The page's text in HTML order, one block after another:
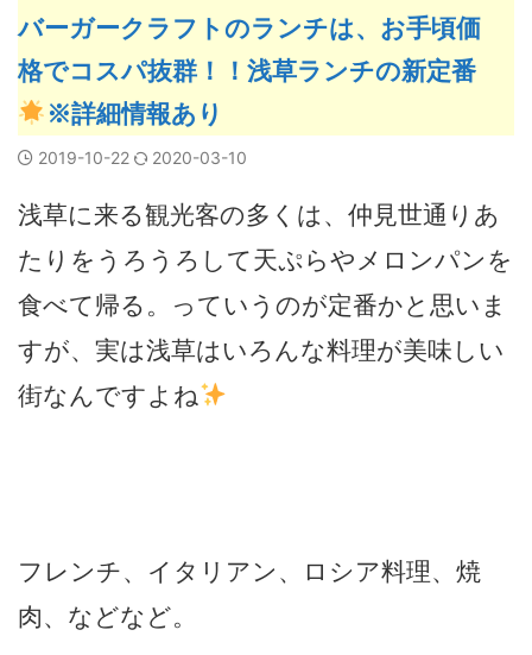
バーガークラフトのランチは、お手頃価
格でコスパ抜群！！浅草ランチの新定番
※詳細情報あり
2019-10-22 2020-03-10
浅草に来る観光客の多くは、仲見世通りあ
たりをうろうろして天ぷらやメロンパンを
食べて帰る。っていうのが定番かと思いま
すが、実は浅草はいろんな料理が美味しい
街なんですよね
フレンチ、イタリアン、ロシア料理、焼
肉、などなど。